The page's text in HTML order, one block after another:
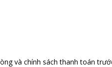
và chính sách thanh toán